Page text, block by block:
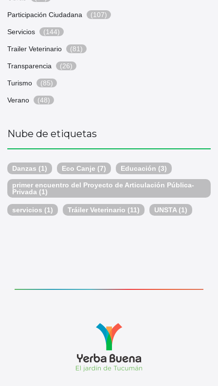
Participación Ciudadana (107)
Servicios (144)
Trailer Veterinario (81)
Transparencia (26)
Turismo (85)
Verano (48)
Nube de etiquetas
Danzas (1) Eco Canje (7) Educación (3)
primer encuentro del Proyecto de Articulación Pública-
Privada (1)
servicios (1) Tráiler Veterinario (11) UNSTA (1)